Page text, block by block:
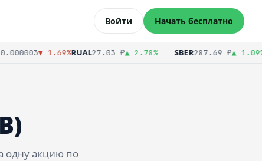
Войти Начать бесплатно
▼ 1.69%RUAL27.03 ₽▲ 2.78% SBER287.69 ₽▲ 1.09%
одну акцию по